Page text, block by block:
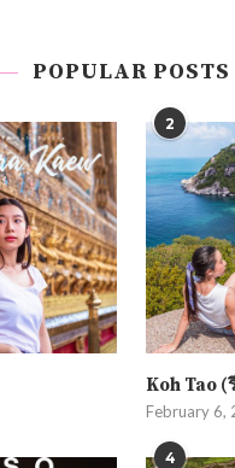
POPULAR POSTS
2
Koh Tao (
February 6,
4